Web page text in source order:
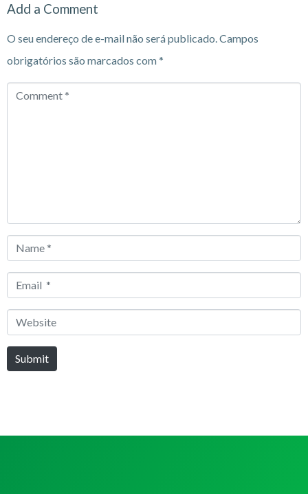
Add a Comment
O seu endereço de e-mail não será publicado.Campos
obrigatórios são marcados com*
Comment
Name
Email
Website
Submit